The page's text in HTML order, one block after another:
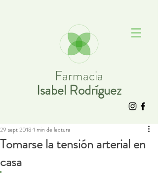
Farmacia
Isabel Rodríguez
Tomarse la tensión arterial en
casa
29 sept 2018 1 min de lectura